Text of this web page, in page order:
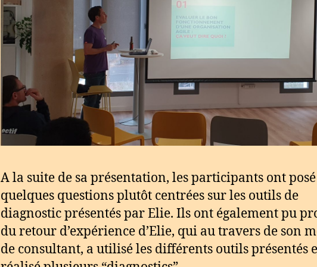
A la suite de sa présentation, les participants ont posé
quelques questions plutôt centrées sur les outils de
diagnostic présentés par Elie. Ils ont également pu
du retour d’expérience d’Elie, qui au travers de son
de consultant, a utilisé les différents outils présentés